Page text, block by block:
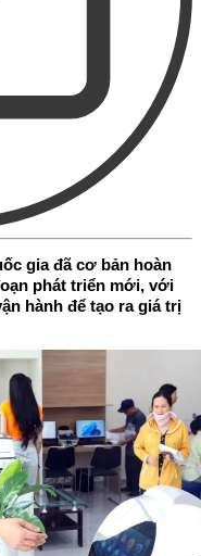
gia đã cơ bản hoàn
phát triển mới, với
hành để tạo ra giá trị